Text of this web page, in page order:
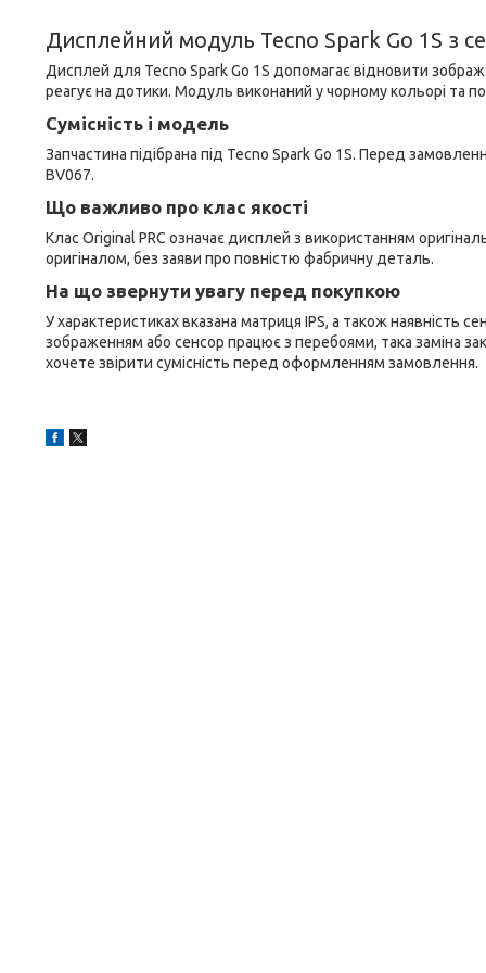
Дисплейний модуль Tecno Spark Go 1S з
Дисплей для Tecno Spark Go 1S допомагає відновити
реагує на дотики. Модуль виконаний у чорному кольорі та
Сумісність і модель
Запчастина підібрана під Tecno Spark Go 1S. Перед
BV067.
Що важливо про клас якості
Клас Original PRC означає дисплей з використанням
оригіналом, без заяви про повністю фабричну деталь.
На що звернути увагу перед покупкою
У характеристиках вказана матриця IPS, а також наявність
зображенням або сенсор працює з перебоями, така заміна
хочете звірити сумісність перед оформленням замовлення.